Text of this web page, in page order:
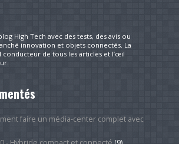
High Tech avec des tests, des avis ou
innovation et objets connectés. La
de tous les articles et l’œil
faire un média-center complet avec